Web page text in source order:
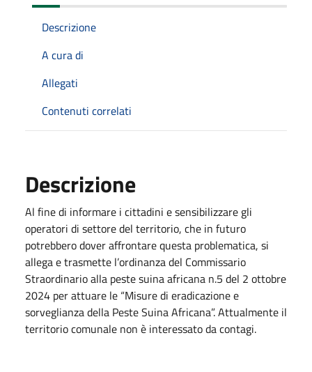
Descrizione
A cura di
Allegati
Contenuti correlati
Descrizione
Al fine di informare i cittadini e sensibilizzare gli
operatori di settore del territorio, che in futuro
potrebbero dover affrontare questa problematica, si
allega e trasmette l’ordinanza del Commissario
Straordinario alla peste suina africana n.5 del 2 ottobre
2024 per attuare le “Misure di eradicazione e
sorveglianza della Peste Suina Africana”. Attualmente il
territorio comunale non è interessato da contagi.